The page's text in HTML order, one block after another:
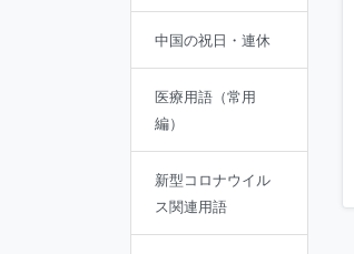
中国の祝日・連休
医療用語（常用
編）
新型コロナウイル
ス関連用語